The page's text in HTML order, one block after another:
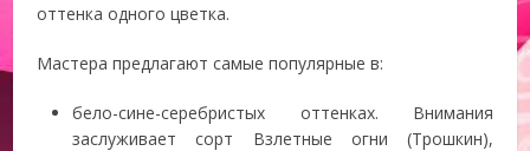
оттенка одного цветка.
Мастера предлагают самые популярные в:
бело-сине-серебристых оттенках. Внимания
заслуживает сорт Взлетные огни (Трошкин),